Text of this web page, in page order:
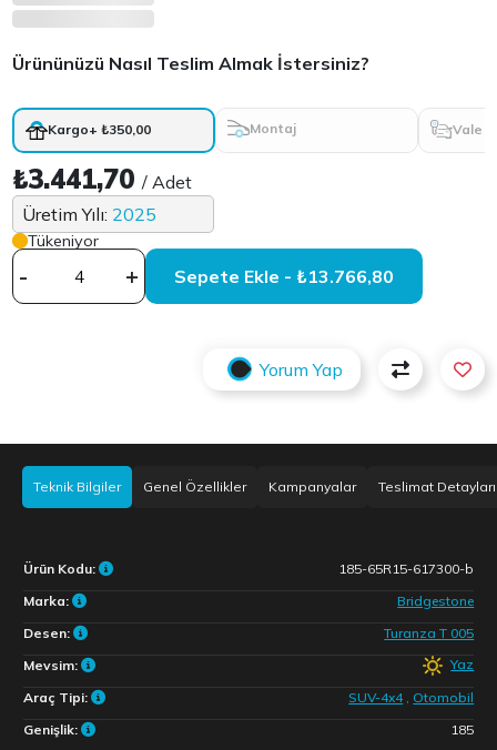
Ürününüzü Nasıl Teslim Almak İstersiniz?
Kargo+ ₺350,00 Montaj Vale
₺3.441,70/ Adet
Üretim Yılı: 2025
Tükeniyor
- + Sepete Ekle - ₺13.766,80
Yorum Yap
Teknik Bilgiler Genel Özellikler Kampanyalar Teslimat Detayları
Ürün Kodu:
185-65R15-617300-b
Marka:
Bridgestone
Desen:
Turanza T 005
Mevsim:
Yaz
Araç Tipi:
SUV-4x4
Otomobil
Genişlik:
185